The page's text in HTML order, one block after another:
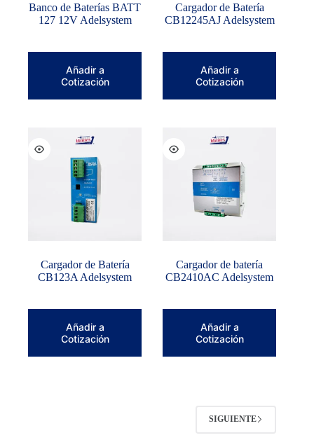
Banco de Baterías BATT
127 12V Adelsystem
Añadir a
Cotización
Cargador de Batería
CB12245AJ Adelsystem
Añadir a
Cotización
Cargador de Batería
CB123A Adelsystem
Añadir a
Cotización
Cargador de batería
CB2410AC Adelsystem
Añadir a
Cotización
SIGUIENTE